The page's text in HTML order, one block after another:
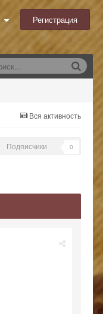
Регистрация
Вся активность
Подписчики 0